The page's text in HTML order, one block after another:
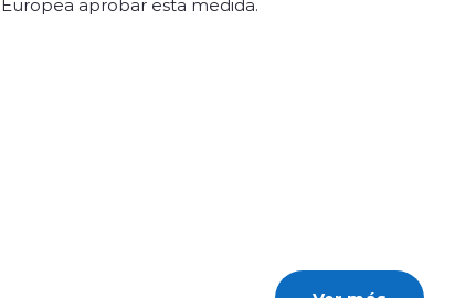
Europea aprobar esta medida.